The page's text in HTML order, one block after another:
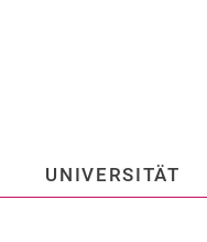
UNIVERSITÄT